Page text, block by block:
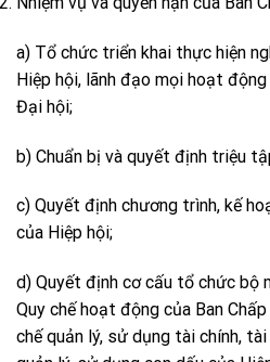
a) Tổ chức triển khai thực hiện
Hiệp hội, lãnh đạo mọi hoạt
Đại hội;
b) Chuẩn bị và quyết định triệu
c) Quyết định chương trình, kế
của Hiệp hội;
d) Quyết định cơ cấu tổ chức bộ
Quy chế hoạt động của Ban
chế quản lý, sử dụng tài chính,